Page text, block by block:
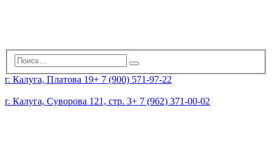
г. Калуга, Платова 19+ 7 (900) 571-97-22
г. Калуга, Суворова 121, стр. 3+ 7 (962) 371-00-02